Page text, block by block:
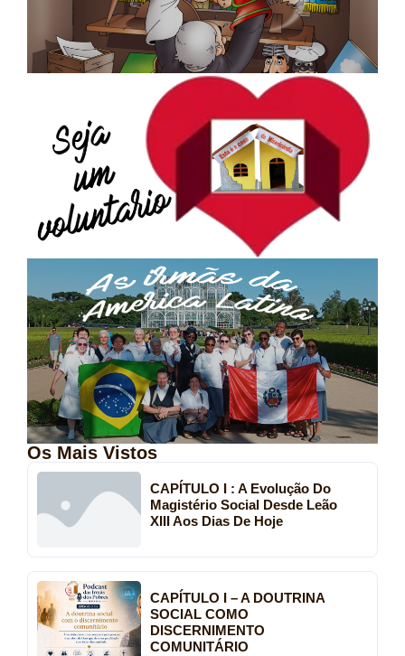
Os Mais Vistos
CAPÍTULO I : A Evolução Do
Magistério Social Desde Leão
XIII Aos Dias De Hoje
CAPÍTULO I – A DOUTRINA
SOCIAL COMO
DISCERNIMENTO
COMUNITÁRIO